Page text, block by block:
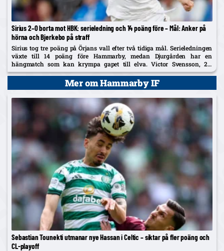
Sirius 2–0 borta mot HBK: serieledning och 14 poäng före – Mål: Anker på
hörna och Bjerkebo på straff
Sirius tog tre poäng på Örjans vall efter två tidiga mål. Serieledningen
växte till 14 poäng före Hammarby, medan Djurgården har en
hängmatch som kan krympa gapet till elva. Victor Svensson, 20,
startade centralt i Melker Heiers frånvaro.
Mer om Hammarby IF
Sebastian Tounekti utmanar nye Hassan i Celtic – siktar på fler poäng och
CL-playoff